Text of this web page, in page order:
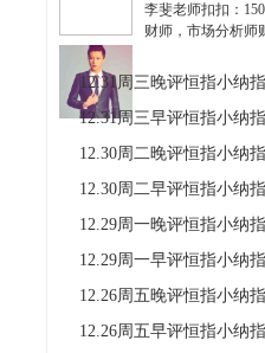
李斐老师扣扣：
财师，市场分析师
分析实时策略单
12.31周三晚评恒指小纳指德指
12.31周三早评恒指小纳指德指
12.30周二晚评恒指小纳指德指
12.30周二早评恒指小纳指德指
12.29周一晚评恒指小纳指德指
12.29周一早评恒指小纳指德指
12.26周五晚评恒指小纳指德指
12.26周五早评恒指小纳指德指